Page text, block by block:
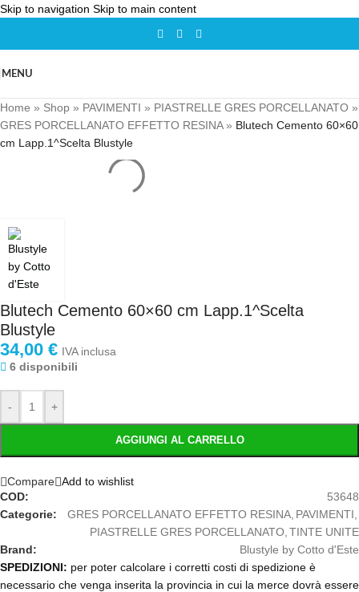
Skip to navigation Skip to main content
MENU
Home » Shop » PAVIMENTI » PIASTRELLE GRES PORCELLANATO »
GRES PORCELLANATO EFFETTO RESINA» Blutech Cemento 60×60
cm Lapp.1^Scelta Blustyle
Blutech Cemento 60×60 cm Lapp.1^Scelta
Blustyle
34,00 € IVA inclusa
6 disponibili
- +
AGGIUNGI AL CARRELLO
Compare Add to wishlist
COD:
53648
Categorie:
GRES PORCELLANATO EFFETTO RESINA PAVIMENTI
PIASTRELLE GRES PORCELLANATO TINTE UNITE
Brand:
Blustyle by Cotto d'Este
SPEDIZIONI: per poter calcolare i corretti costi di spedizione è
necessario che venga inserita la provincia in cui la merce dovrà essere